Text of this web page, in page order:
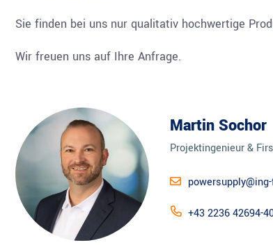
Sie finden bei uns nur qualitativ hochwertige
Wir freuen uns auf Ihre Anfrage.
Martin Sochor
Projektingenieur &
+43 2236 42694-